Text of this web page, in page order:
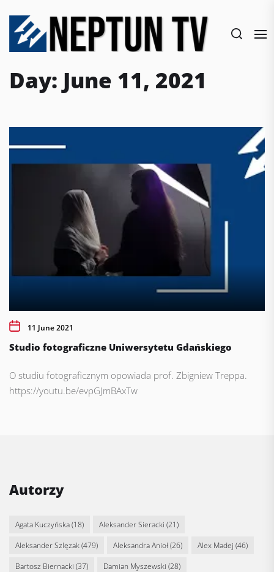
content
Day: June 11, 2021
11 June 2021
Studio fotograficzne Uniwersytetu Gdańskiego
O studiu fotograficznym opowiada prof. Zbigniew Treppa.
https://youtu.be/evpGJmBAxTw
Autorzy
Agata Kuczyńska(18) Aleksander Sieracki (21)
Aleksander Szlęzak(479) Aleksandra Anioł(26) Alex Madej (46)
Bartosz Biernacki (37) Damian Myszewski (28)